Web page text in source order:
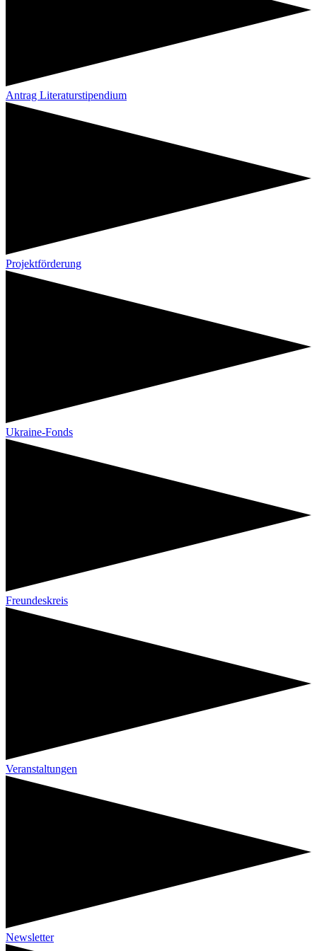
Antrag Literaturstipendium
Projektförderung
Ukraine-Fonds
Freundeskreis
Veranstaltungen
Newsletter